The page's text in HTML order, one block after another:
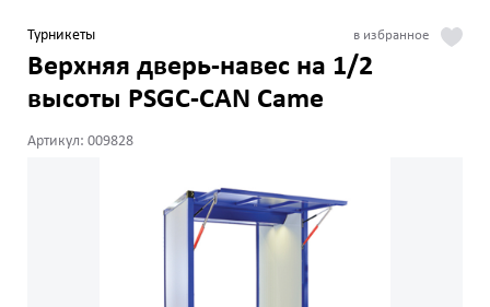
Турникеты
Верхняя дверь-навес на 1/2
высоты PSGC-CAN Came
Артикул: 009828